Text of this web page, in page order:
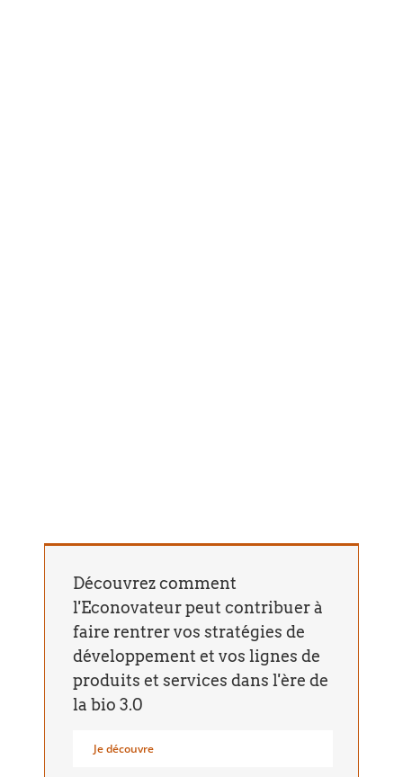
Découvrez comment
l'Econovateur peut contribuer à
faire rentrer vos stratégies de
développement et vos lignes de
produits et services dans l'ère de
la bio 3.0
Je découvre